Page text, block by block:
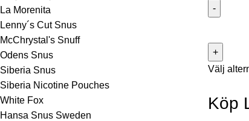
La Morenita
Lenny´s Cut Snus
McChrystal's Snuff
Odens Snus
Siberia Snus
Siberia Nicotine Pouches
White Fox
Hansa Snus Sweden
Välj
Köp